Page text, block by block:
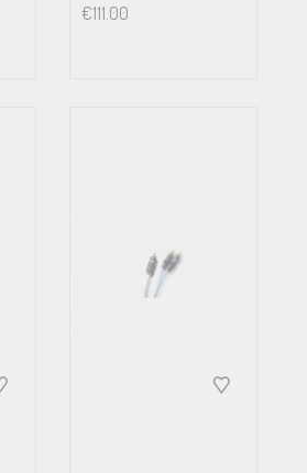
€111.00